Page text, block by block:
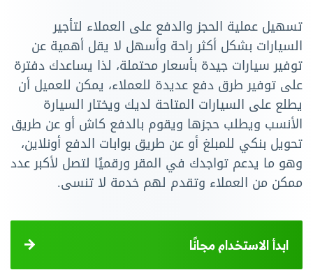
تسهيل عملية الحجز والدفع على العملاء لتأجير
السيارات بشكل أكثر راحة وأسهل لا يقل أهمية عن
توفير سيارات جيدة بأسعار محتملة، لذا يساعدك دفترة
على توفير طرق دفع عديدة للعملاء، يمكن للعميل أن
يطلع على السيارات المتاحة لديك ويختار السيارة
الأنسب ويطلب حجزها ويقوم بالدفع كاش أو عن طريق
تحويل بنكي للمبلغ أو عن طريق بوابات الدفع أونلاين،
وهو ما يدعم تواجدك في المقر ورقميًا لتصل لأكبر عدد
ممكن من العملاء وتقدم لهم خدمة لا تنسى.
ابدأ الاستخدام مجانًا